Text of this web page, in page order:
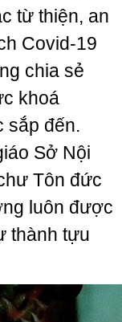
từ thiện, an
Covid-19
chia sẻ
khoá
sắp đến.
Sở Nội
Tôn đức
luôn được
thành tựu